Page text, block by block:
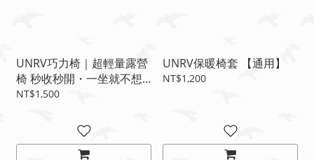
UNRV巧力椅｜超輕量露營
椅 秒收秒開・一坐就不想
起來的神椅🔥
NT$1,500
UNRV保暖椅套 【通用】
NT$1,200